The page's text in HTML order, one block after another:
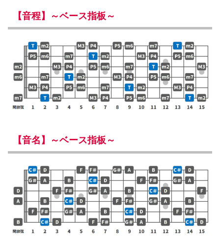
【音程】～ベース指板～
【音名】～ベース指板～